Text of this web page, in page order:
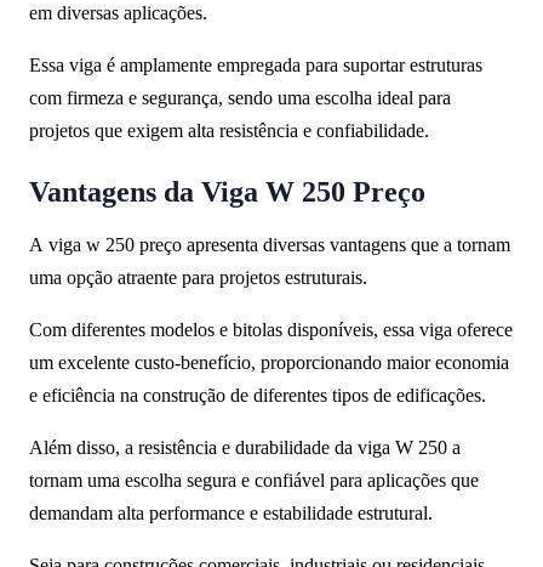
em diversas aplicações.
Essa viga é amplamente empregada para suportar estruturas
com firmeza e segurança, sendo uma escolha ideal para
projetos que exigem alta resistência e confiabilidade.
Vantagens da Viga W 250 Preço
A viga w 250 preço apresenta diversas vantagens que a tornam
uma opção atraente para projetos estruturais.
Com diferentes modelos e bitolas disponíveis, essa viga oferece
um excelente custo-benefício, proporcionando maior economia
e eficiência na construção de diferentes tipos de edificações.
Além disso, a resistência e durabilidade da viga W 250 a
tornam uma escolha segura e confiável para aplicações que
demandam alta performance e estabilidade estrutural.